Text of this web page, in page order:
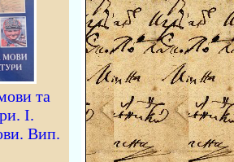
та
I.
Вип.